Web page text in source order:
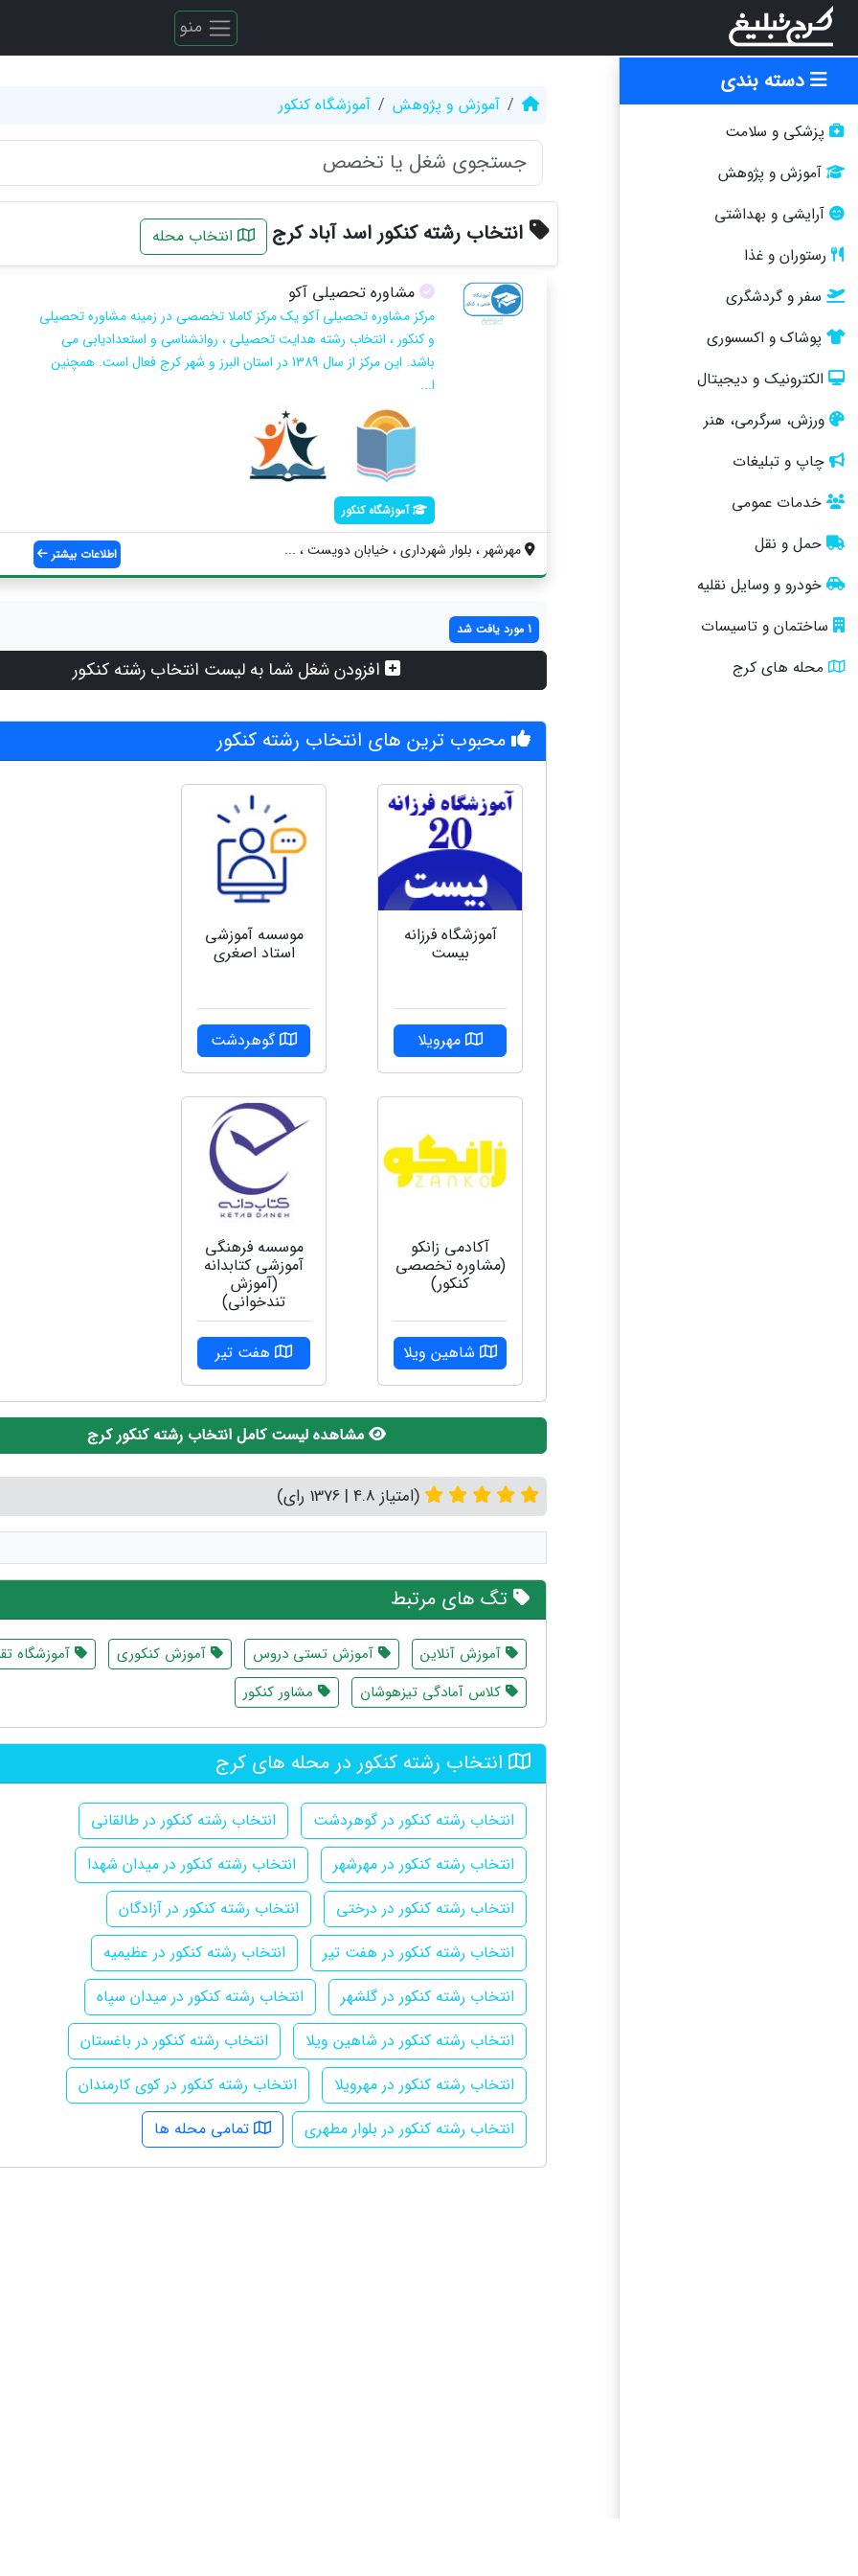
منو
دسته بندی
پزشکی و سلامت
آموزش و پژوهش
آرایشی و بهداشتی
رستوران و غذا
سفر و گردشگری
پوشاک و اکسسوری
الکترونیک و دیجیتال
ورزش، سرگرمی، هنر
چاپ و تبلیغات
خدمات عمومی
حمل و نقل
خودرو و وسایل نقلیه
ساختمان و تاسیسات
محله های کرج
آموزش و پژوهش آموزشگاه کنکور
انتخاب رشته کنکور اسد آباد کرج انتخاب محله
مشاوره تحصیلی آکو
مرکز مشاوره تحصیلی آکو یک مرکز کاملا تخصصی در زمینه مشاوره تحصیلی
و کنکور ، انتخاب رشته هدایت تحصیلی ، روانشناسی و استعدادیابی می
باشد. این مرکز از سال 1389 در استان البرز و شهر کرج فعال است. همچنین
ا...
آموزشگاه کنکور
مهرشهر ، بلوار شهرداری ، خیابان دویست ، ... اطلاعات بیشتر
1 مورد یافت شد
افزودن شغل شما به لیست انتخاب رشته کنکور
محبوب ترین های انتخاب رشته کنکور
آموزشگاه فرزانه
بیست
مهرویلا
موسسه آموزشی
استاد اصغری
گوهردشت
آکادمی زانکو
(مشاوره تخصصی
کنکور)
شاهین ویلا
موسسه فرهنگی
آموزشی کتابدانه
(آموزش
تندخوانی)
هفت تیر
مشاهده لیست کامل انتخاب رشته کنکور کرج
(امتیاز 4.8 | 1376 رای)
تگ های مرتبط
آموزش آنلاین آموزش تستی دروس آموزش کنکوری
آموزشگاه
کلاس آمادگی تیزهوشان
مشاور کنکور
انتخاب رشته کنکور در محله های کرج
انتخاب رشته کنکور در گوهردشت
انتخاب رشته کنکور در طالقانی
انتخاب رشته کنکور در مهرشهر
انتخاب رشته کنکور در میدان شهدا
انتخاب رشته کنکور در درختی
انتخاب رشته کنکور در آزادگان
انتخاب رشته کنکور در هفت تیر
انتخاب رشته کنکور در عظیمیه
انتخاب رشته کنکور در گلشهر
انتخاب رشته کنکور در میدان سپاه
انتخاب رشته کنکور در شاهین ویلا
انتخاب رشته کنکور در باغستان
انتخاب رشته کنکور در مهرویلا
انتخاب رشته کنکور در کوی کارمندان
انتخاب رشته کنکور در بلوار مطهری
تمامی محله ها